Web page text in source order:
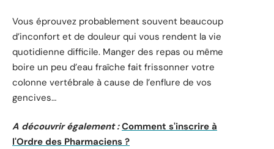
Vous éprouvez probablement souvent beaucoup
d’inconfort et de douleur qui vous rendent la vie
quotidienne difficile. Manger des repas ou même
boire un peu d’eau fraîche fait frissonner votre
colonne vertébrale à cause de l’enflure de vos
gencives…
A découvrir également : Comment s'inscrire à
l'Ordre des Pharmaciens ?